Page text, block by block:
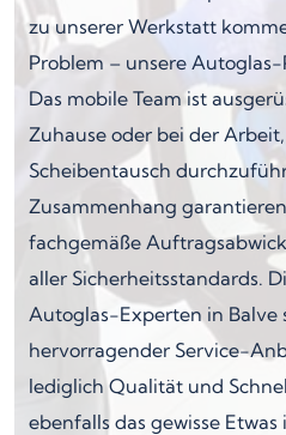
zu unserer Werkstatt
Problem – unsere
Das mobile Team ist
Zuhause oder bei der
Scheibentausch
Zusammenhang
fachgemäße
aller Sicherheitsstandards.
Autoglas-Experten in Balve
hervorragender Service-
lediglich Qualität und
ebenfalls das gewisse Etwas